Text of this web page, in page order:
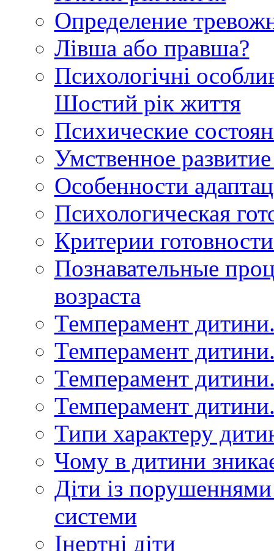
Определение
Лівша або правша?
Психологічні
Шостий рік життя
Психические
Умственное
Особенности
Психологическая
Критерии
Познавательные
возраста
Темперамент
Темперамент
Темперамент
Темперамент
Типи характеру
Чому в дитини
Діти із
системи
Інертні діти